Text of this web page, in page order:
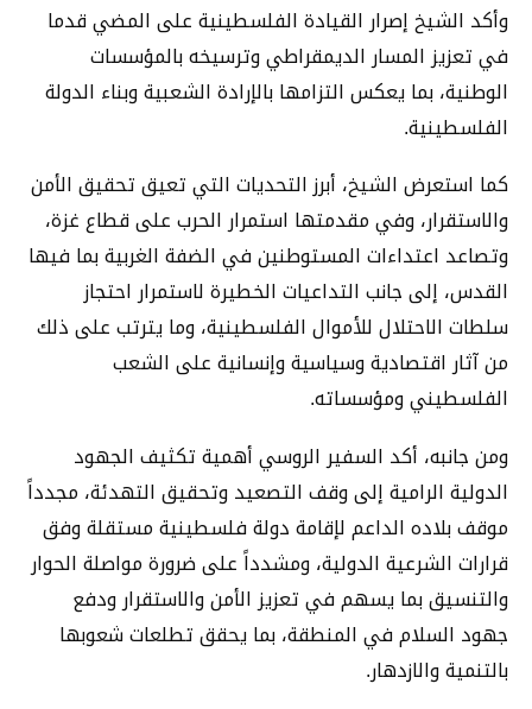
وأكد الشيخ إصرار القيادة الفلسطينية على المضي قدما
في تعزيز المسار الديمقراطي وترسيخه بالمؤسسات
الوطنية، بما يعكس التزامها بالإرادة الشعبية وبناء الدولة
الفلسطينية.
كما استعرض الشيخ، أبرز التحديات التي تعيق تحقيق الأمن
والاستقرار، وفي مقدمتها استمرار الحرب على قطاع غزة،
وتصاعد اعتداءات المستوطنين في الضفة الغربية بما فيها
القدس، إلى جانب التداعيات الخطيرة لاستمرار احتجاز
سلطات الاحتلال للأموال الفلسطينية، وما يترتب على ذلك
من آثار اقتصادية وسياسية وإنسانية على الشعب
الفلسطيني ومؤسساته.
ومن جانبه، أكد السفير الروسي أهمية تكثيف الجهود
الدولية الرامية إلى وقف التصعيد وتحقيق التهدئة، مجدداً
موقف بلاده الداعم لإقامة دولة فلسطينية مستقلة وفق
قرارات الشرعية الدولية، ومشدداً على ضرورة مواصلة الحوار
والتنسيق بما يسهم في تعزيز الأمن والاستقرار ودفع
جهود السلام في المنطقة، بما يحقق تطلعات شعوبها
بالتنمية والازدهار.